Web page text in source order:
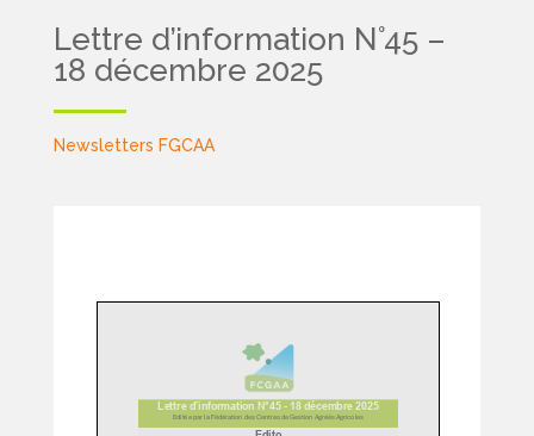
Lettre d’information N°45 –
18 décembre 2025
Newsletters FGCAA